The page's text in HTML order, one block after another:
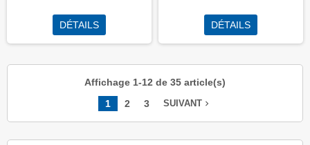
DÉTAILS DÉTAILS
Affichage 1-12 de 35 article(s)
1
2 3 SUIVANT navigate_next